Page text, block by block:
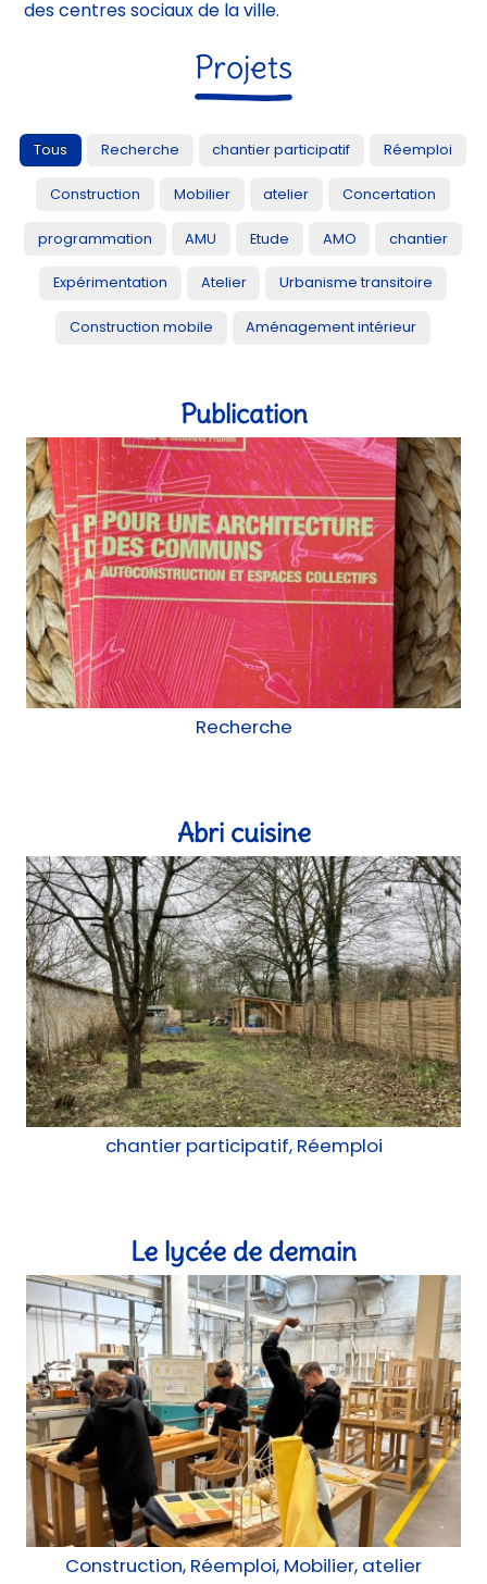
Construction mobile Aménagement intérieur
Publication
Recherche
Abri cuisine
chantier participatif, Réemploi
Le lycée de demain
Construction, Réemploi, Mobilier, atelier
Une médiathèque de quartier